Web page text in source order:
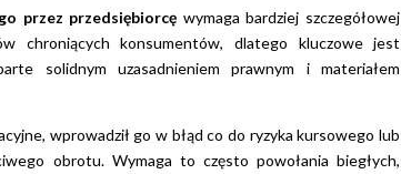
przez przedsiębiorcę wymaga bardziej szczegółowej
chroniących konsumentów, dlatego kluczowe jest
solidnym uzasadnieniem prawnym i materiałem
wprowadził go w błąd co do ryzyka kursowego lub
obrotu. Wymaga to często powołania biegłych,